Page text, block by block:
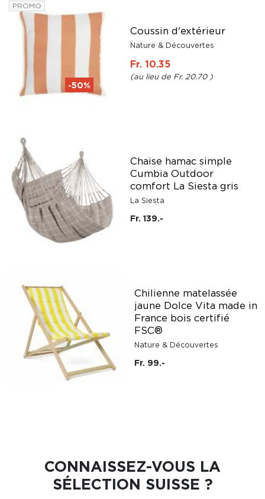
PROMO
Coussin d'extérieur
Nature & Découvertes
Fr. 10.35
Fr. 20.70
-50%
Chaise hamac simple
Cumbia Outdoor
comfort La Siesta gris
La Siesta
Fr. 139.-
Chilienne matelassée
jaune Dolce Vita made in
France bois certifié
FSC®
Nature & Découvertes
Fr. 99.-
CONNAISSEZ-VOUS LA
SÉLECTION SUISSE ?